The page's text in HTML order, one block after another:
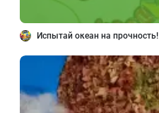
Испытай океан на прочность!